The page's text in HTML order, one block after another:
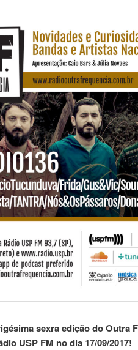
sexra edição do Outra
USP FM no dia 17/09/2017!